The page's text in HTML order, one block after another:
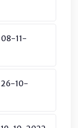
08-11-
26-10-